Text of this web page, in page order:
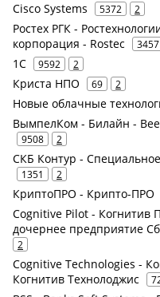
Cisco Systems 5372 2
Ростех РГК -
корпорация - Rostec
3457
1С 9592 2
Криста НПО 69 2
Новые облачные
ВымпелКом - Билайн -
9508 2
СКБ Контур -
1351 2
КриптоПРО - Крипто-ПРО
Cognitive Pilot - Когнитив
дочернее предприятие
2
Cognitive Technologies -
Когнитив Технолоджис